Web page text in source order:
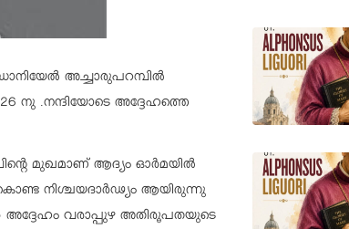
അച്ചാരുപറമ്പിൽ
നു .നന്ദിയോടെ അദ്ദേഹത്തെ
മുഖമാണ് ആദ്യം ഓർമയിൽ
നിശ്ചയദാർഢ്യം ആയിരുന്നു
അദ്ദേഹം വരാപ്പുഴ അതിരൂപതയുടെ